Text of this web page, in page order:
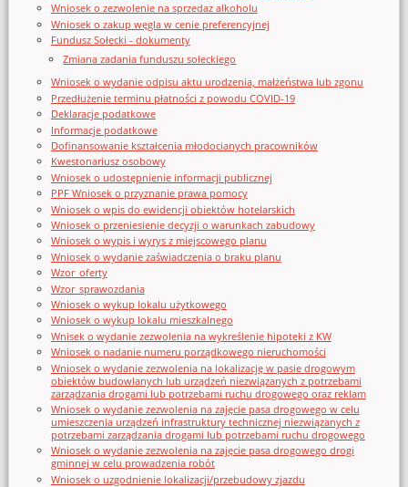
Wniosek o zezwolenie na sprzedaz alkoholu
Wniosek o zakup węgla w cenie preferencyjnej
Fundusz Sołecki - dokumenty
Zmiana zadania funduszu sołeckiego
Wniosek o wydanie odpisu aktu urodzenia, małżeństwa lub zgonu
Przedłużenie terminu płatności z powodu COVID-19
Deklaracje podatkowe
Informacje podatkowe
Dofinansowanie kształcenia młodocianych pracowników
Kwestonariusz osobowy
Wniosek o udostępnienie informacji publicznej
PPF Wniosek o przyznanie prawa pomocy
Wniosek o wpis do ewidencji obiektów hotelarskich
Wniosek o przeniesienie decyzji o warunkach zabudowy
Wniosek o wypis i wyrys z miejscowego planu
Wniosek o wydanie zaświadczenia o braku planu
Wzor_oferty
Wzor_sprawozdania
Wniosek o wykup lokalu użytkowego
Wniosek o wykup lokalu mieszkalnego
Wnisek o wydanie zezwolenia na wykreślenie hipoteki z KW
Wniosek o nadanie numeru porządkowego nieruchomości
Wniosek o wydanie zezwolenia na lokalizację w pasie drogowym
obiektów budowlanych lub urządzeń niezwiązanych z potrzebami
zarządzania drogami lub potrzebami ruchu drogowego oraz reklam
Wniosek o wydanie zezwolenia na zajęcie pasa drogowego w celu
umieszczenia urządzeń infrastruktury technicznej niezwiązanych z
potrzebami zarządzania drogami lub potrzebami ruchu drogowego
Wniosek o wydanie zezwolenia na zajęcie pasa drogowego drogi
gminnej w celu prowadzenia robót
Wniosek o uzgodnienie lokalizacji/przebudowy zjazdu